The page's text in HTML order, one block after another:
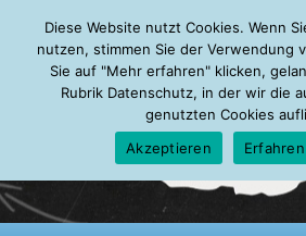
Saturday, 08.08.2026
Mein Account
About Autoren
Diese Website nutzt Cookies. Wenn
nutzen, stimmen Sie der Verwendung
Sie auf "Mehr erfahren" klicken,
Rubrik Datenschutz, in der wir die
genutzten Cookies
Akzeptieren